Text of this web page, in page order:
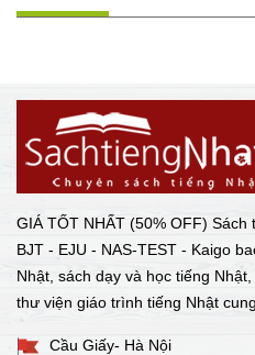
GIÁ TỐT NHẤT (50% OFF) Sách
BJT - EJU - NAS-TEST - Kaigo
Nhật, sách dạy và học tiếng
thư viện giáo trình tiếng Nhật
Cầu Giấy- Hà Nội